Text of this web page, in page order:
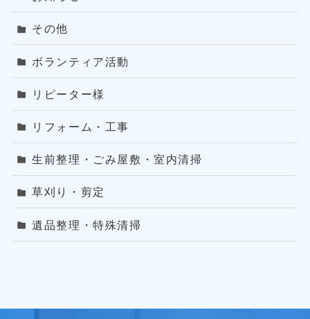
その他
ボランティア活動
リピーター様
リフォーム・工事
生前整理・ごみ屋敷・室内清掃
草刈り・剪定
遺品整理・特殊清掃